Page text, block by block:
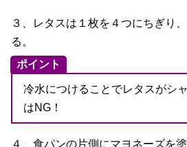
３、レタスは１枚を４つにちぎり
る。
ポイント
冷水につけることでレタスがシ
はNG！
４、食パンの片側にマヨネーズを